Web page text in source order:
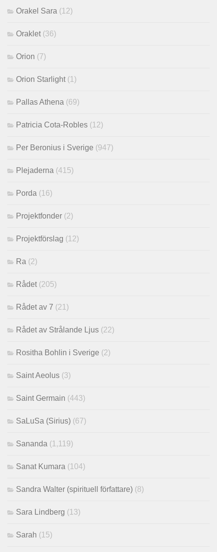
Orakel Sara (12)
Oraklet (36)
Orion (7)
Orion Starlight (1)
Pallas Athena (69)
Patricia Cota-Robles (12)
Per Beronius i Sverige (947)
Plejaderna (415)
Porda (16)
Projektfonder (2)
Projektförslag (12)
Ra (2)
Rådet (205)
Rådet av 7 (21)
Rådet av Strålande Ljus (22)
Rositha Bohlin i Sverige (2)
Saint Aeolus (3)
Saint Germain (443)
SaLuSa (Sirius) (67)
Sananda (1,119)
Sanat Kumara (104)
Sandra Walter (spirituell författare) (8)
Sara Lindberg (13)
Sarah (15)